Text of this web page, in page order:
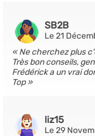
SB2B
Le 21
Ne cherchez plus
Très bon conseils,
Frédérick a un vrai
Top
liz15
Le 29